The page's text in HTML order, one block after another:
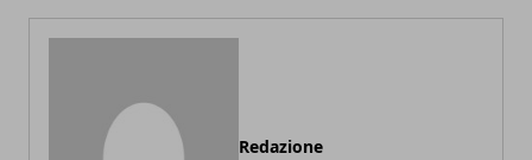
Redazione